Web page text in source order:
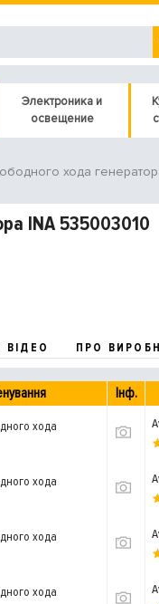
Электроника и
освещение
хода
INA 535003010
ВІДЕО ПРО
Інф.
хода
хода
хода
хода